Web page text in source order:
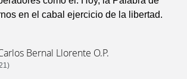
en el cabal ejercicio de la libertad.
Bernal Llorente O.P.